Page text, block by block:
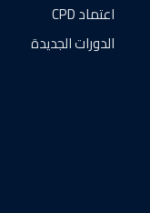
اعتماد CPD
الدورات الجديدة